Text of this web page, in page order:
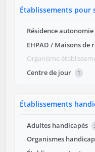
Établissements pour
Résidence autonomie
EHPAD / Maisons de
Organisme
Centre de jour 1
Établissements
Adultes handicapés
Organismes handicap